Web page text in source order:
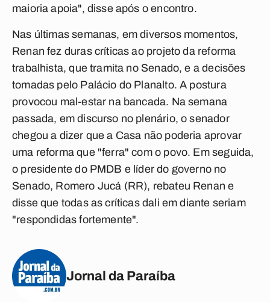
maioria apoia", disse após o encontro.
Nas últimas semanas, em diversos momentos,
Renan fez duras críticas ao projeto da reforma
trabalhista, que tramita no Senado, e a decisões
tomadas pelo Palácio do Planalto. A postura
provocou mal-estar na bancada. Na semana
passada, em discurso no plenário, o senador
chegou a dizer que a Casa não poderia aprovar
uma reforma que "ferra" com o povo. Em seguida,
o presidente do PMDB e líder do governo no
Senado, Romero Jucá (RR), rebateu Renan e
disse que todas as críticas dali em diante seriam
"respondidas fortemente".
Jornal da Paraíba